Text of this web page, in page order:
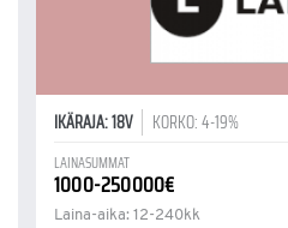
IKÄRAJA: 18V KORKO: 4-19%
LAINASUMMAT
1000-250000€
Laina-aika: 12-240kk